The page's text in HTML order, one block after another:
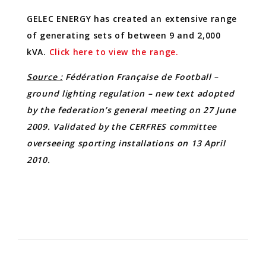
GELEC ENERGY has created an extensive range
of generating sets of between 9 and 2,000
kVA. Click here to view the range.
Source :Fédération Française de Football –
ground lighting regulation – new text adopted
by the federation’s general meeting on 27 June
2009. Validated by the CERFRES committee
overseeing sporting installations on 13 April
2010.